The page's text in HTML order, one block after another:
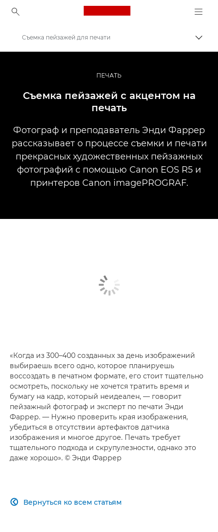
Canon Logo, back to
Профессиональная фото- и видеосъемка
Истории
Съемка пейзажей для печати
ПЕЧАТЬ
Съемка пейзажей с акцентом на
печать
Фотограф и преподаватель Энди Фаррер
рассказывает о процессе съемки и печати
прекрасных художественных пейзажных
фотографий с помощью Canon EOS R5 и
принтеров Canon imagePROGRAF.
«Когда из 300–400 созданных за день изображений
выбираешь всего одно, которое планируешь
воссоздать в печатном формате, его стоит тщательно
осмотреть, поскольку не хочется тратить время и
бумагу на кадр, который неидеален, — говорит
пейзажный фотограф и эксперт по печати Энди
Фаррер. — Нужно проверить края изображения,
убедиться в отсутствии артефактов датчика
изображения и многое другое. Печать требует
тщательного подхода и скрупулезности, однако это
даже хорошо». © Энди Фаррер
Вернуться ко всем статьям
